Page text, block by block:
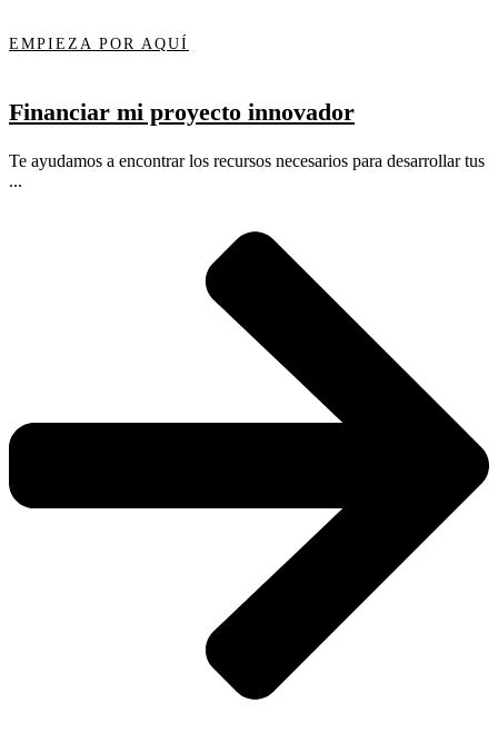
EMPIEZA POR AQUÍ
Financiar mi proyecto innovador
Te ayudamos a encontrar los recursos necesarios para desarrollar tus
...